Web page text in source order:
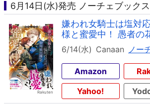
6月14日(水)発売 ノーチェブックス
嫌われ女騎士は塩対
様と蜜愛中！ 愚者の
6/14(水) Canaan ノー
Amazon
Yahoo!